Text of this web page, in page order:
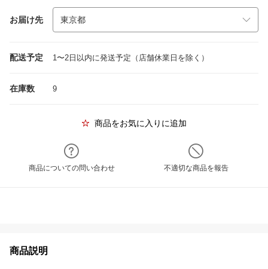
お届け先
配送予定 1〜2日以内に発送予定（店舗休業日を除く）
在庫数 9
商品をお気に入りに追加
商品についての問い合わせ 不適切な商品を報告
商品説明